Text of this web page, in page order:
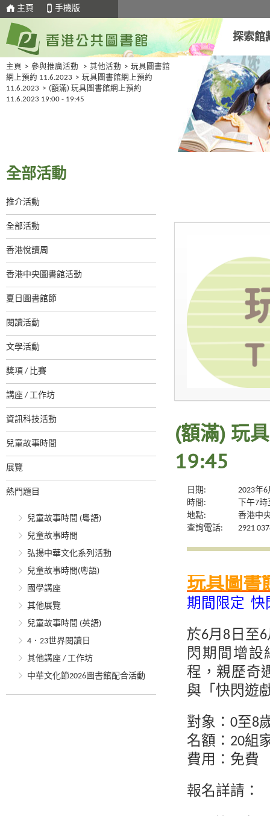
主頁 手機版
探索館
主頁 > 參與推廣活動 > 其他活動 > 玩具圖書館
網上預約 11.6.2023 > 玩具圖書館網上預約
11.6.2023 > (額滿) 玩具圖書館網上預約
11.6.2023 19:00 - 19:45
全部活動
推介活動
全部活動
香港悅讀周
香港中央圖書館活動
夏日圖書館節
閱讀活動
文學活動
獎項 / 比賽
講座 / 工作坊
資訊科技活動
兒童故事時間
展覽
熱門題目
兒童故事時間 (粵語)
兒童故事時間
弘揚中華文化系列活動
兒童故事時間(粵語)
國學講座
其他展覽
兒童故事時間 (英語)
4．23世界閱讀日
其他講座 / 工作坊
中華文化節2026圖書館配合活動
(額滿) 玩
19:45
日期:
2023年
時間:
下午7
地點:
香港中
查詢電話:
2921
玩具圖書
期間限定 快
於6月8日至
閃期間增
程，親歷奇
與「快閃遊
對象：0至8
名額：20組
費用：免費
報名詳請：